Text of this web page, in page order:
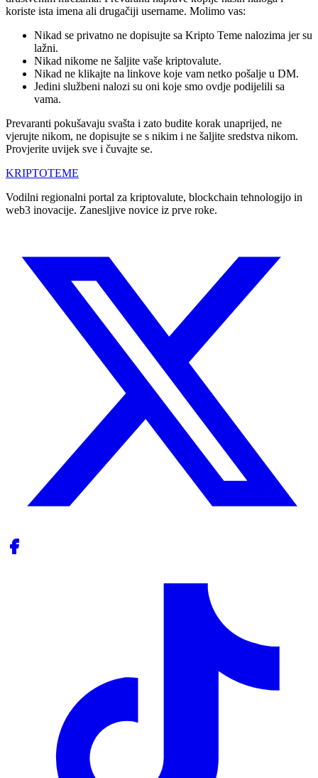
koriste ista imena ali drugačiji username. Molimo vas:
Nikad se privatno ne dopisujte sa Kripto Teme nalozima jer su
lažni.
Nikad nikome ne šaljite vaše kriptovalute.
Nikad ne klikajte na linkove koje vam netko pošalje u DM.
Jedini službeni nalozi su oni koje smo ovdje podijelili sa
vama.
Prevaranti pokušavaju svašta i zato budite korak unaprijed, ne
vjerujte nikom, ne dopisujte se s nikim i ne šaljite sredstva nikom.
Provjerite uvijek sve i čuvajte se.
KRIPTOTEME
Vodilni regionalni portal za kriptovalute, blockchain tehnologijo in
web3 inovacije. Zanesljive novice iz prve roke.